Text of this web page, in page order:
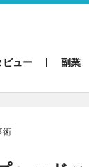
ビュー 副業
術